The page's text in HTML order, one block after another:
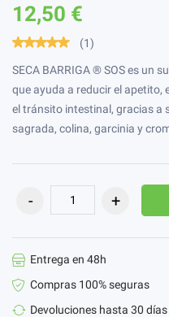
12,50 €
(1)
SECA BARRIGA ® SOS es un
que ayuda a reducir el apetito,
el tránsito intestinal, gracias a
sagrada, colina, garcinia y
Entrega en 48h
Compras 100% seguras
Devoluciones hasta 30 días